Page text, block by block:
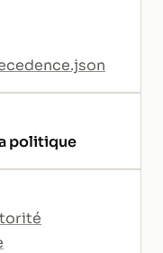
politique